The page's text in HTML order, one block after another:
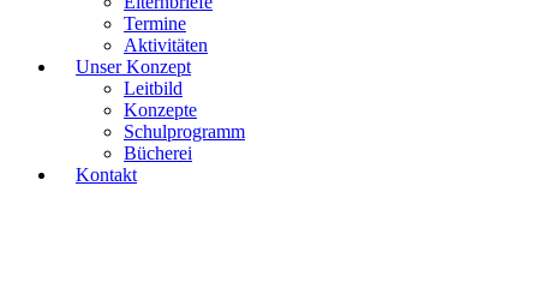
Termine
Aktivitäten
Unser Konzept
Leitbild
Konzepte
Schulprogramm
Bücherei
Kontakt